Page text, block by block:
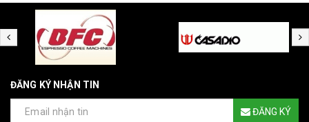
ĐĂNG KÝ NHẬN TIN
ĐĂNG KÝ